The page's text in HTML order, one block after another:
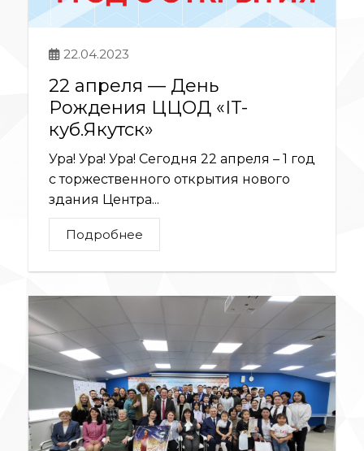
22.04.2023
22 апреля — День
Рождения ЦЦОД «IT-
куб.Якутск»
Ура! Ура! Ура! Сегодня 22 апреля – 1 год
с торжественного открытия нового
здания Центра...
Подробнее